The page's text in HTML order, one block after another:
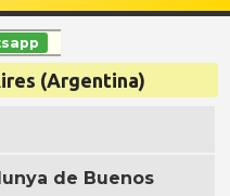
(Argentina)
de Buenos